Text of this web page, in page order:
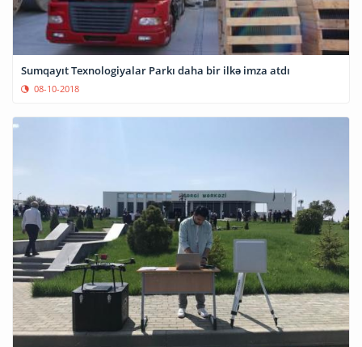
Sumqayıt Texnologiyalar Parkı daha bir ilkə imza atdı
08-10-2018